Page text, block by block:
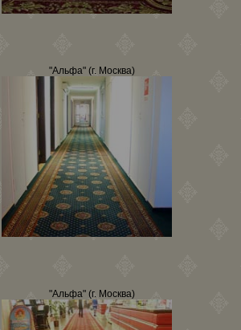
"Альфа" (г. Москва)
"Альфа" (г. Москва)